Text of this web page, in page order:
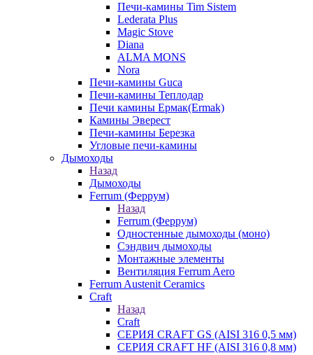
Печи-камины Tim Sistem
Lederata Plus
Magic Stove
Diana
ALMA MONS
Nora
Печи-камины Guca
Печи-камины Теплодар
Печи камины Ермак(Ermak)
Камины Эверест
Печи-камины Березка
Угловые печи-камины
Дымоходы
Назад
Дымоходы
Ferrum (Феррум)
Назад
Ferrum (Феррум)
Одностенные дымоходы (моно)
Сэндвич дымоходы
Монтажные элементы
Вентиляция Ferrum Aero
Ferrum Austenit Ceramics
Craft
Назад
Craft
СЕРИЯ CRAFT GS (AISI 316 0,5 мм)
СЕРИЯ CRAFT HF (AISI 316 0,8 мм)